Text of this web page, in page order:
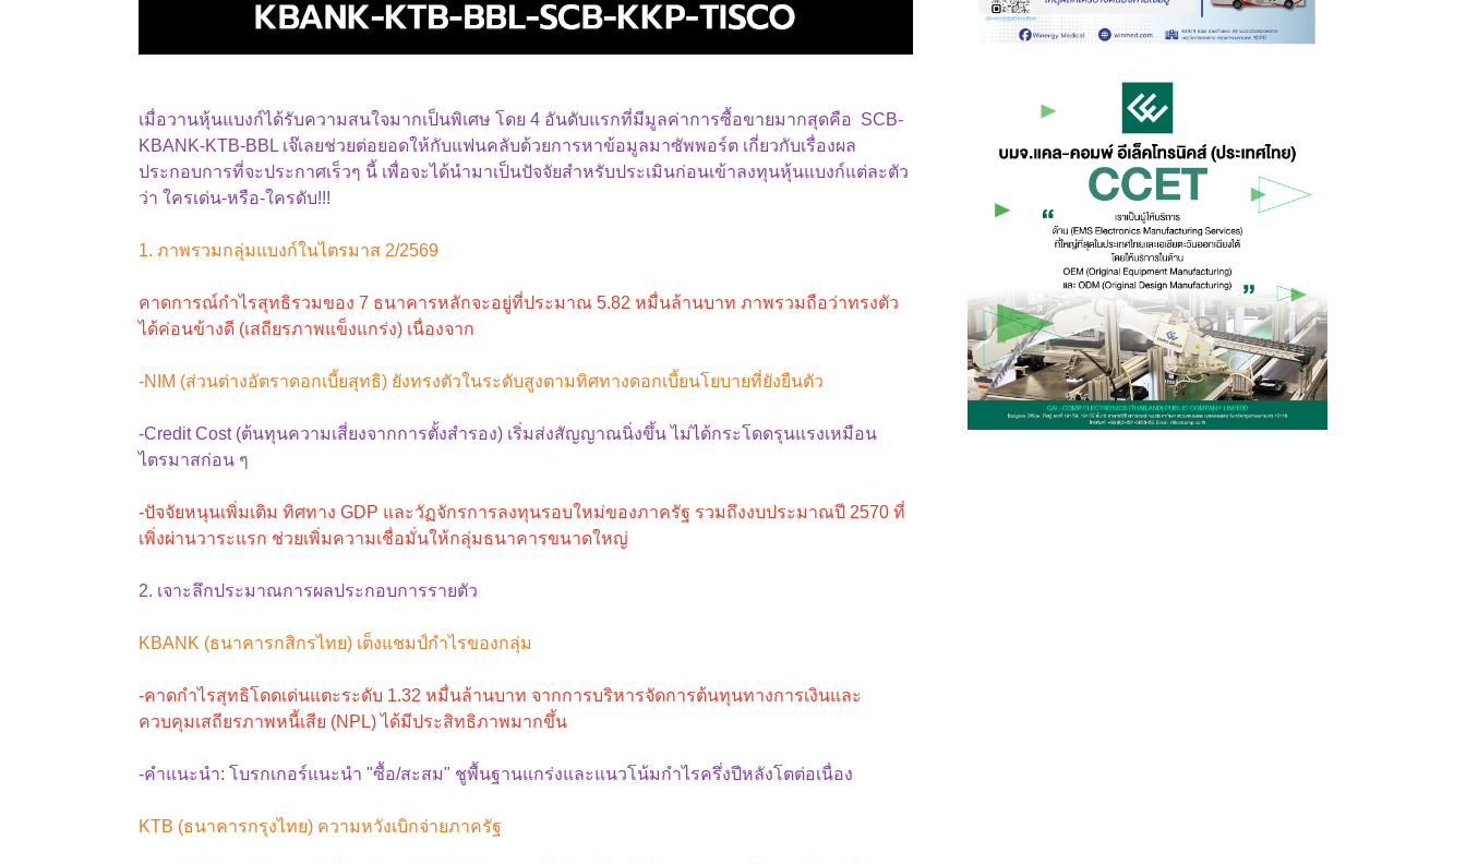
เมื่อวานหุ้นแบงก์ได้รับความสนใจมากเป็นพิเศษ โดย 4 อันดับแรกที่มีมูลค่าการซื้อขายมากสุดคือ SCB-
KBANK-KTB-BBL เจ๊เลยช่วยต่อยอดให้กับแฟนคลับด้วยการหาข้อมูลมาซัพพอร์ต เกี่ยวกับเรื่องผล
ประกอบการที่จะประกาศเร็วๆ นี้ เพื่อจะได้นำมาเป็นปัจจัยสำหรับประเมินก่อนเข้าลงทุนหุ้นแบงก์แต่ละตัว
ว่า ใครเด่น-หรือ-ใครดับ!!!
1. ภาพรวมกลุ่มแบงก์ในไตรมาส 2/2569
คาดการณ์กำไรสุทธิรวมของ 7 ธนาคารหลักจะอยู่ที่ประมาณ 5.82 หมื่นล้านบาท ภาพรวมถือว่าทรงตัว
ได้ค่อนข้างดี (เสถียรภาพแข็งแกร่ง) เนื่องจาก
-NIM (ส่วนต่างอัตราดอกเบี้ยสุทธิ) ยังทรงตัวในระดับสูงตามทิศทางดอกเบี้ยนโยบายที่ยังยืนตัว
-Credit Cost (ต้นทุนความเสี่ยงจากการตั้งสำรอง) เริ่มส่งสัญญาณนิ่งขึ้น ไม่ได้กระโดดรุนแรงเหมือน
ไตรมาสก่อน ๆ
-ปัจจัยหนุนเพิ่มเติม ทิศทาง GDP และวัฏจักรการลงทุนรอบใหม่ของภาครัฐ รวมถึงงบประมาณปี 2570 ที่
เพิ่งผ่านวาระแรก ช่วยเพิ่มความเชื่อมั่นให้กลุ่มธนาคารขนาดใหญ่
2. เจาะลึกประมาณการผลประกอบการรายตัว
KBANK (ธนาคารกสิกรไทย) เต็งแชมป์กำไรของกลุ่ม
-คาดกำไรสุทธิโดดเด่นแตะระดับ 1.32 หมื่นล้านบาท จากการบริหารจัดการต้นทุนทางการเงินและ
ควบคุมเสถียรภาพหนี้เสีย (NPL) ได้มีประสิทธิภาพมากขึ้น
-คำแนะนำ: โบรกเกอร์แนะนำ "ซื้อ/สะสม" ชูพื้นฐานแกร่งและแนวโน้มกำไรครึ่งปีหลังโตต่อเนื่อง
KTB (ธนาคารกรุงไทย) ความหวังเบิกจ่ายภาครัฐ